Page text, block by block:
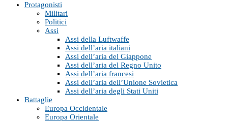
Protagonisti
Militari
Politici
Assi
Assi della Luftwaffe
Assi dell’aria italiani
Assi dell’aria del Giappone
Assi dell’aria del Regno Unito
Assi dell’aria francesi
Assi dell’aria dell’Unione Sovietica
Assi dell’aria degli Stati Uniti
Battaglie
Europa Occidentale
Europa Orientale